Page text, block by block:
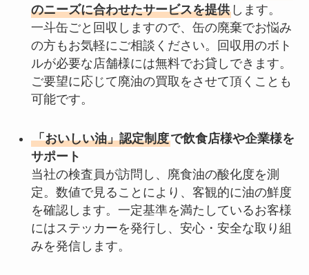
のニーズに合わせたサービスを提供します。
一斗缶ごと回収しますので、缶の廃棄でお悩み
の方もお気軽にご相談ください。回収用のボト
ルが必要な店舗様には無料でお貸しできます。
ご要望に応じて廃油の買取をさせて頂くことも
可能です。
「おいしい油」認定制度で飲食店様や企業様を
サポート
当社の検査員が訪問し、廃食油の酸化度を測
定。数値で見ることにより、客観的に油の鮮度
を確認します。一定基準を満たしているお客様
にはステッカーを発行し、安心・安全な取り組
みを発信します。